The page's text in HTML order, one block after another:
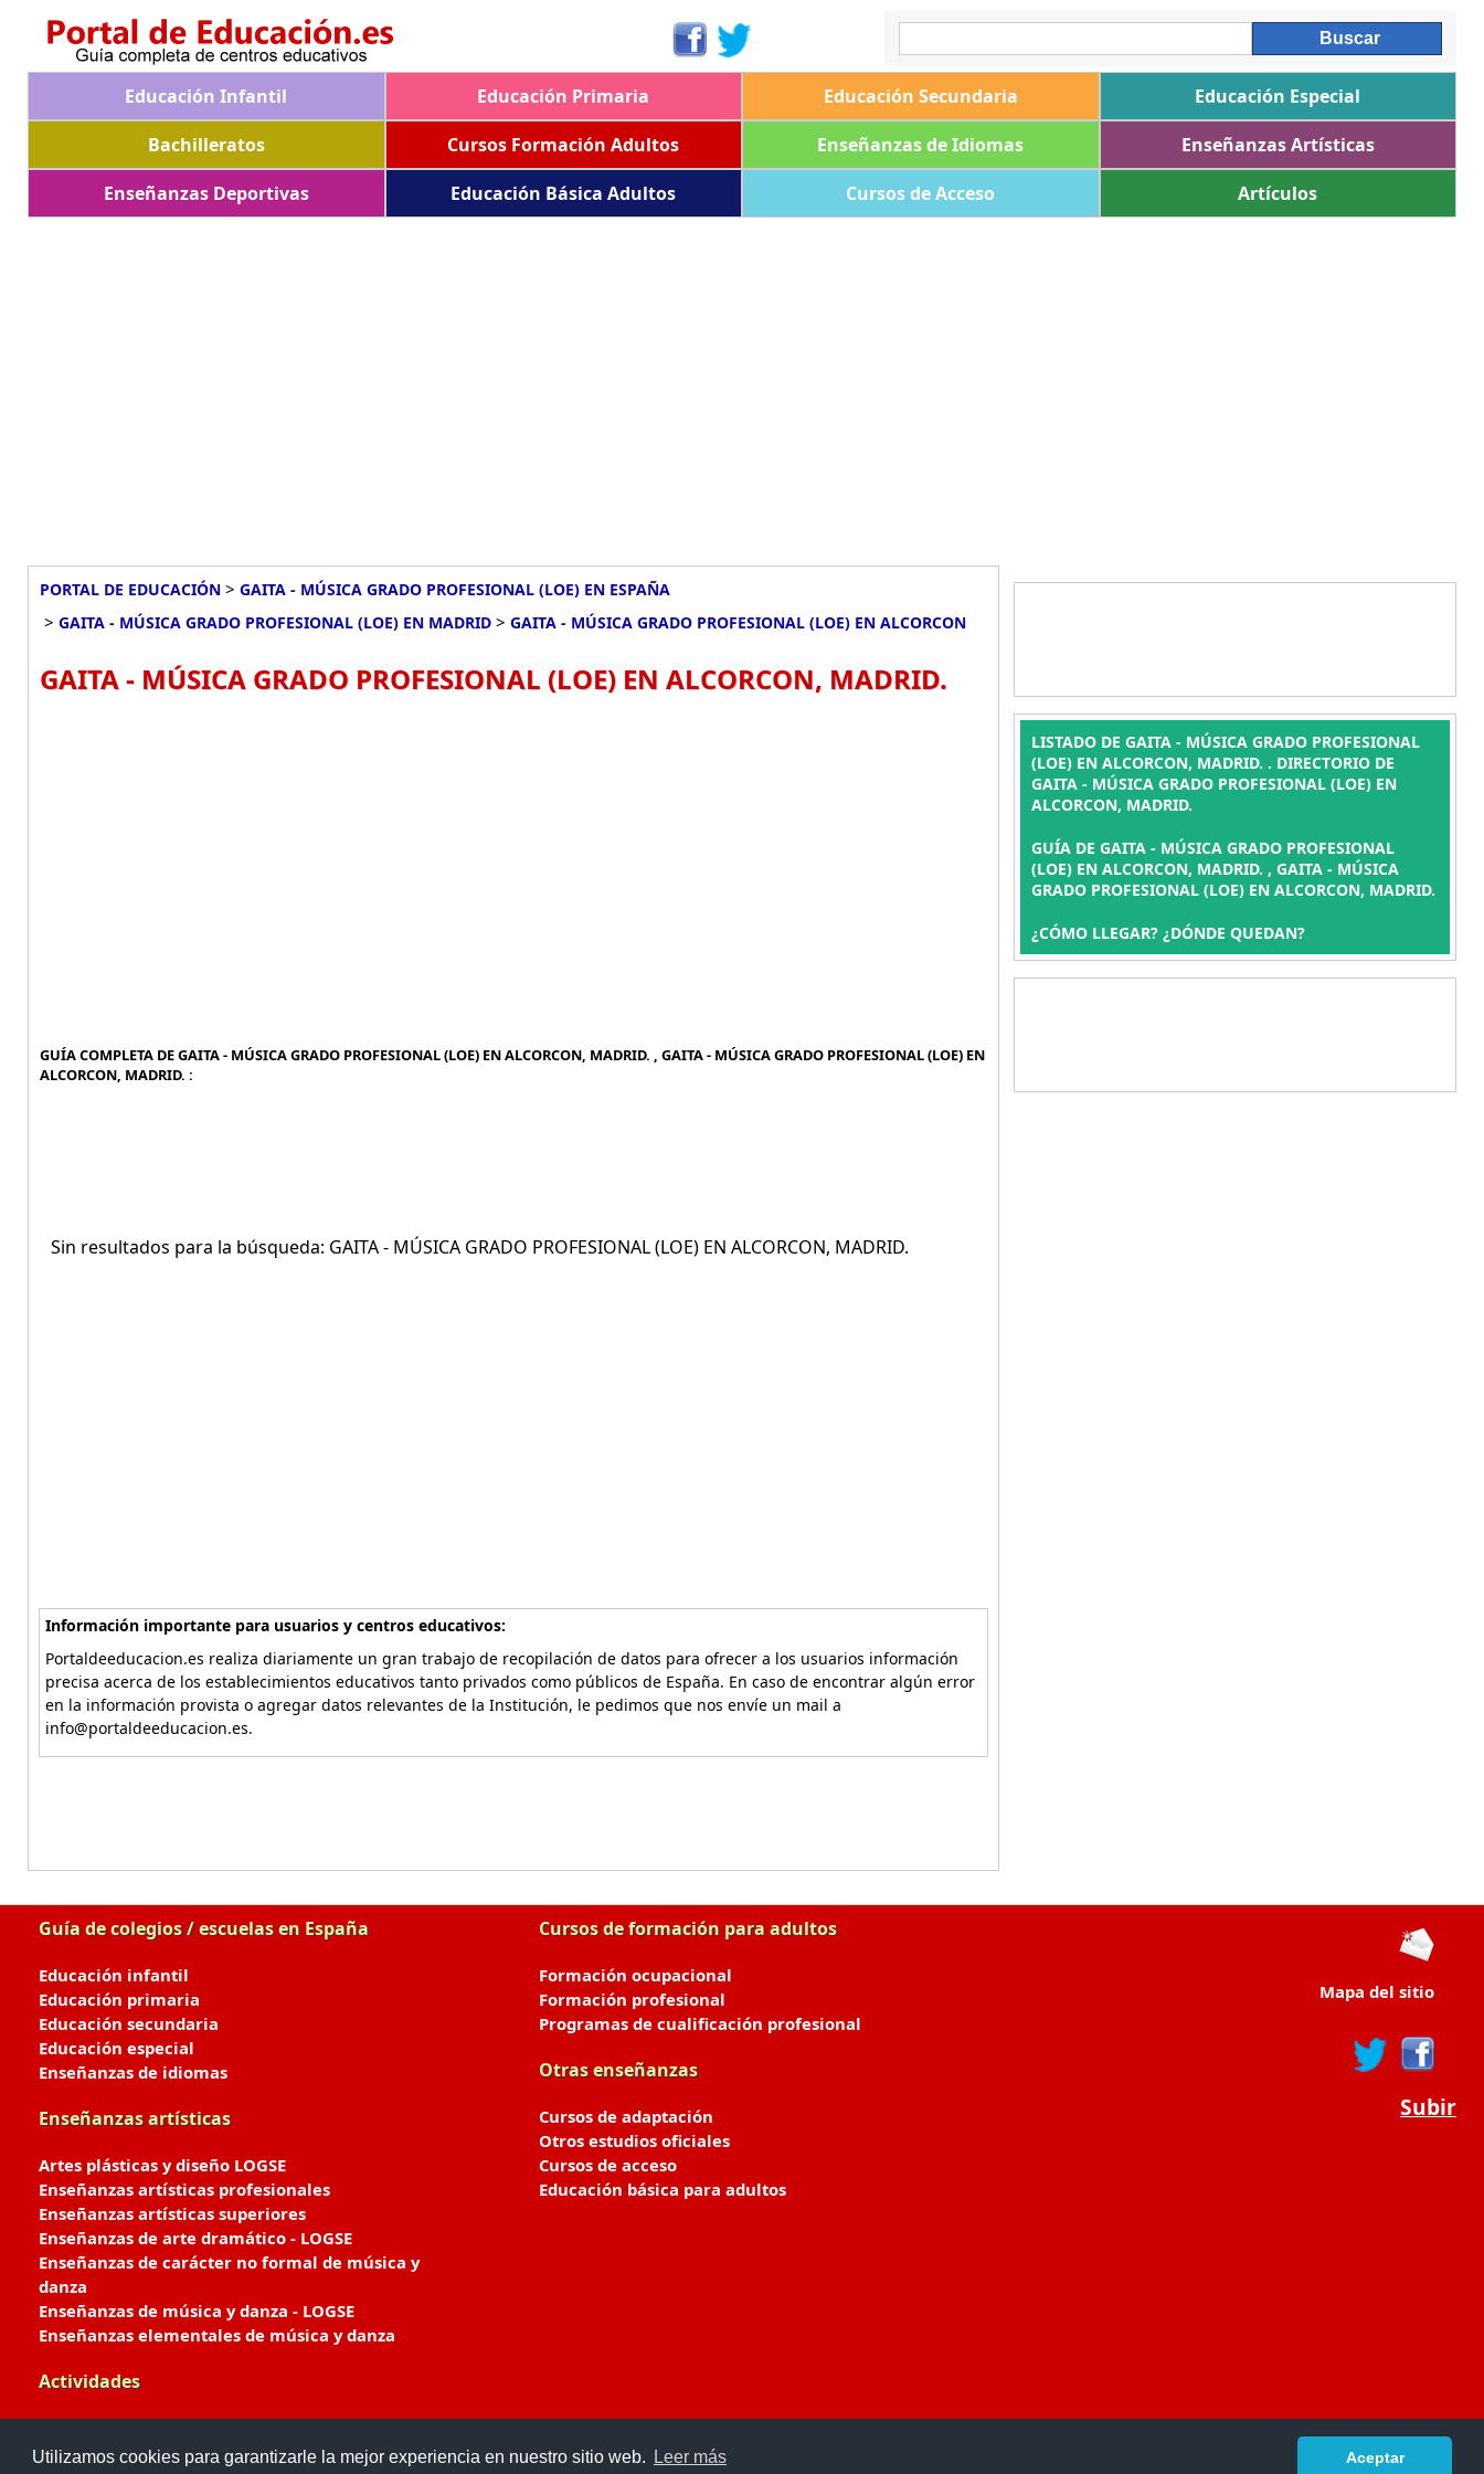
Utilizamos cookies para garantizarle la mejor experiencia en nuestro sitio web. Leer más Aceptar
Educación Infantil Educación Primaria Educación Secundaria
Educación Especial
Bachilleratos
Cursos Formación Adultos Enseñanzas de Idiomas
Enseñanzas Artísticas
Enseñanzas Deportivas
Educación Básica Adultos Cursos de Acceso Artículos
PORTAL DE EDUCACIÓN > GAITA - MÚSICA GRADO PROFESIONAL (LOE) EN ESPAÑA
> GAITA - MÚSICA GRADO PROFESIONAL (LOE) EN MADRID > GAITA - MÚSICA GRADO PROFESIONAL (LOE) EN ALCORCON
GAITA - MÚSICA GRADO PROFESIONAL (LOE) EN ALCORCON, MADRID.
GUÍA COMPLETA DE GAITA - MÚSICA GRADO PROFESIONAL (LOE) EN ALCORCON, MADRID. , GAITA - MÚSICA GRADO PROFESIONAL (LOE) EN
ALCORCON, MADRID. :
Sin resultados para la búsqueda: GAITA - MÚSICA GRADO PROFESIONAL (LOE) EN ALCORCON, MADRID.
Información importante para usuarios y centros educativos:
Portaldeeducacion.es realiza diariamente un gran trabajo de recopilación de datos para ofrecer a los usuarios información
precisa acerca de los establecimientos educativos tanto privados como públicos de España. En caso de encontrar algún error
en la información provista o agregar datos relevantes de la Institución, le pedimos que nos envíe un mail a
info@portaldeeducacion.es.
LISTADO DE GAITA - MÚSICA GRADO PROFESIONAL
(LOE) EN ALCORCON, MADRID. . DIRECTORIO DE
GAITA - MÚSICA GRADO PROFESIONAL (LOE) EN
ALCORCON, MADRID.
GUÍA DE GAITA - MÚSICA GRADO PROFESIONAL
(LOE) EN ALCORCON, MADRID. , GAITA - MÚSICA
GRADO PROFESIONAL (LOE) EN ALCORCON, MADRID.
¿CÓMO LLEGAR? ¿DÓNDE QUEDAN?
Guía de colegios / escuelas en España
Educación infantil
Educación primaria
Educación secundaria
Educación especial
Enseñanzas de idiomas
Enseñanzas artísticas
Artes plásticas y diseño LOGSE
Enseñanzas artísticas profesionales
Enseñanzas artísticas superiores
Enseñanzas de arte dramático - LOGSE
Enseñanzas de carácter no formal de música y
danza
Enseñanzas de música y danza - LOGSE
Enseñanzas elementales de música y danza
Actividades
Cursos de formación para adultos
Formación ocupacional
Formación profesional
Programas de cualificación profesional
Otras enseñanzas
Cursos de adaptación
Otros estudios oficiales
Cursos de acceso
Educación básica para adultos
Mapa del sitio
Subir